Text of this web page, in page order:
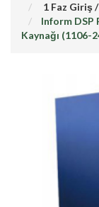
1 Faz Giriş /
Inform DSP
Kaynağı (1106-